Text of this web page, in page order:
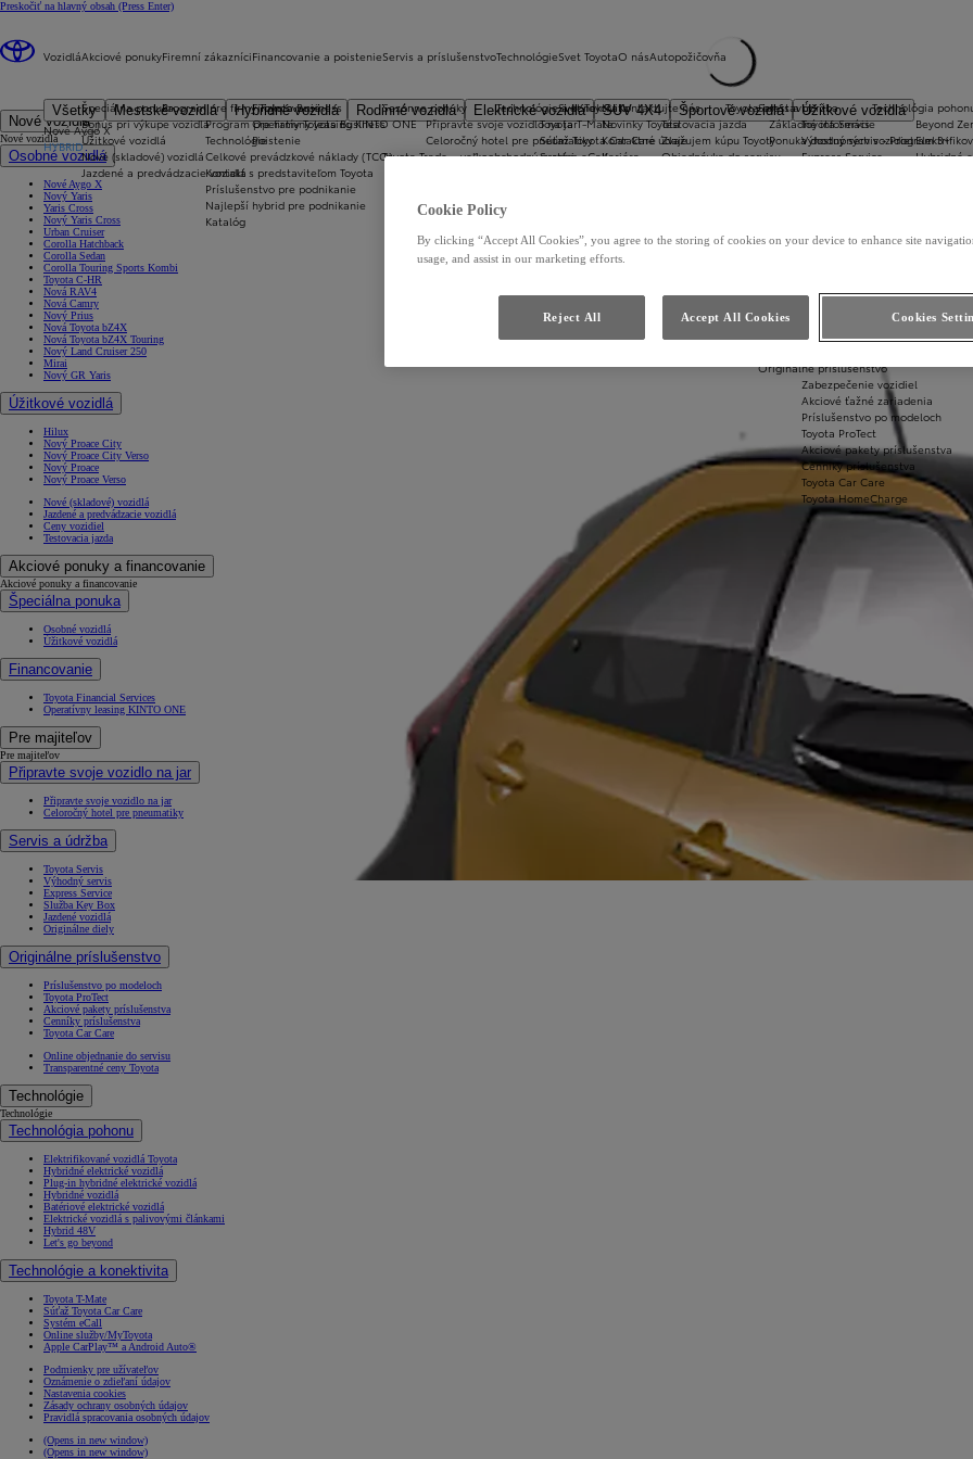
Preskočiť na hlavný obsah (Press Enter)
Vozidlá
Všetky Mestské vozidlá Hybridné vozidlá Rodinné vozidlá Elektrické vozidlá SUV 4X4 Športové vozidlá
Úžitkové vozidlá
Nové Aygo X
HYBRID
Akciové ponuky
Špeciálna ponuka
Bonus pri výkupe vozidla
Úžitkové vozidlá
Nové (skladové) vozidlá
Jazdené a predvádzacie vozidlá
Firemní zákazníci
Program pre firmy Toyota Business
Program pre firmy Toyota Business
Technológie
Celkové prevádzkové náklady (TCO)
Kontakt s predstaviteľom Toyota
Príslušenstvo pre podnikanie
Najlepší hybrid pre podnikanie
Katalóg
Toyota prestavby
Základné informácie
Ponuka dostupných vozidiel
Financovanie a poistenie
Financovanie
Operatívny leasing KINTO ONE
Poistenie
Servis a príslušenstvo
Sezónne ponuky
Připravte svoje vozidlo na jar
Celoročný hotel pre pneumatiky
Toyota Trade – veľkoobchodný predaj
Servis a údržba
Toyota Servis
Výhodný servis - Program 3+
Express Service
Originálne diely
Autoumyváreň
Cenník služieb
Originálne príslušenstvo
Zabezpečenie vozidiel
Akciové ťažné zariadenia
Príslušenstvo po modeloch
Toyota ProTect
Akciové pakety príslušenstva
Cenníky príslušenstva
Toyota Car Care
Toyota HomeCharge
Technológie
Technológie a konektivita
Toyota T-Mate
Súťaž Toyota Car Care
Systém eCall
Informácie o prevencii a nakladaní s odpadovými batériami
Technológia
Beyond
Hybridné
Plug-in
Hybrid 48V
Svet Toyota
Svet Toyota
Novinky Toyota
Kontaktné údaje
Kariéra
O nás
Kontaktujte nás
Testovacia jazda
Zvažujem kúpu Toyoty
Objednávka do servisu
Autopožičovňa
Nové vozidlá
Nové vozidlá
Osobné vozidlá
Nové Aygo X
Nový Yaris
Yaris Cross
Nový Yaris Cross
Urban Cruiser
Corolla Hatchback
Corolla Sedan
Corolla Touring Sports Kombi
Toyota C-HR
Nová RAV4
Nová Camry
Nový Prius
Nová Toyota bZ4X
Nová Toyota bZ4X Touring
Nový Land Cruiser 250
Mirai
Nový GR Yaris
Úžitkové vozidlá
Hilux
Nový Proace City
Nový Proace City Verso
Nový Proace
Nový Proace Verso
Nové (skladové) vozidlá
Jazdené a predvádzacie vozidlá
Ceny vozidiel
Testovacia jazda
Akciové ponuky a financovanie
Akciové ponuky a financovanie
Špeciálna ponuka
Osobné vozidlá
Úžitkové vozidlá
Financovanie
Toyota Financial Services
Operatívny leasing KINTO ONE
Pre majiteľov
Pre majiteľov
Připravte svoje vozidlo na jar
Připravte svoje vozidlo na jar
Celoročný hotel pre pneumatiky
Servis a údržba
Toyota Servis
Výhodný servis
Express Service
Služba Key Box
Jazdené vozidlá
Originálne diely
Originálne príslušenstvo
Príslušenstvo po modeloch
Toyota ProTect
Akciové pakety príslušenstva
Cenníky príslušenstva
Toyota Car Care
Online objednanie do servisu
Transparentné ceny Toyota
Technológie
Technológie
Technológia pohonu
Elektrifikované vozidlá Toyota
Hybridné elektrické vozidlá
Plug-in hybridné elektrické vozidlá
Hybridné vozidlá
Batériové elektrické vozidlá
Elektrické vozidlá s palivovými článkami
Hybrid 48V
Let's go beyond
Technológie a konektivita
Toyota T-Mate
Súťaž Toyota Car Care
Systém eCall
Online služby/MyToyota
Apple CarPlay™ a Android Auto®
Podmienky pre užívateľov
Oznámenie o zdieľaní údajov
Nastavenia cookies
Zásady ochrany osobných údajov
Pravidlá spracovania osobných údajov
(Opens in new window)
(Opens in new window)
Cookie Policy
By clicking “Accept All Cookies”, you agree to the storing of cookies on your device to enhance site
usage, and assist in our marketing efforts.
Cookies
Reject All Accept All Cookies